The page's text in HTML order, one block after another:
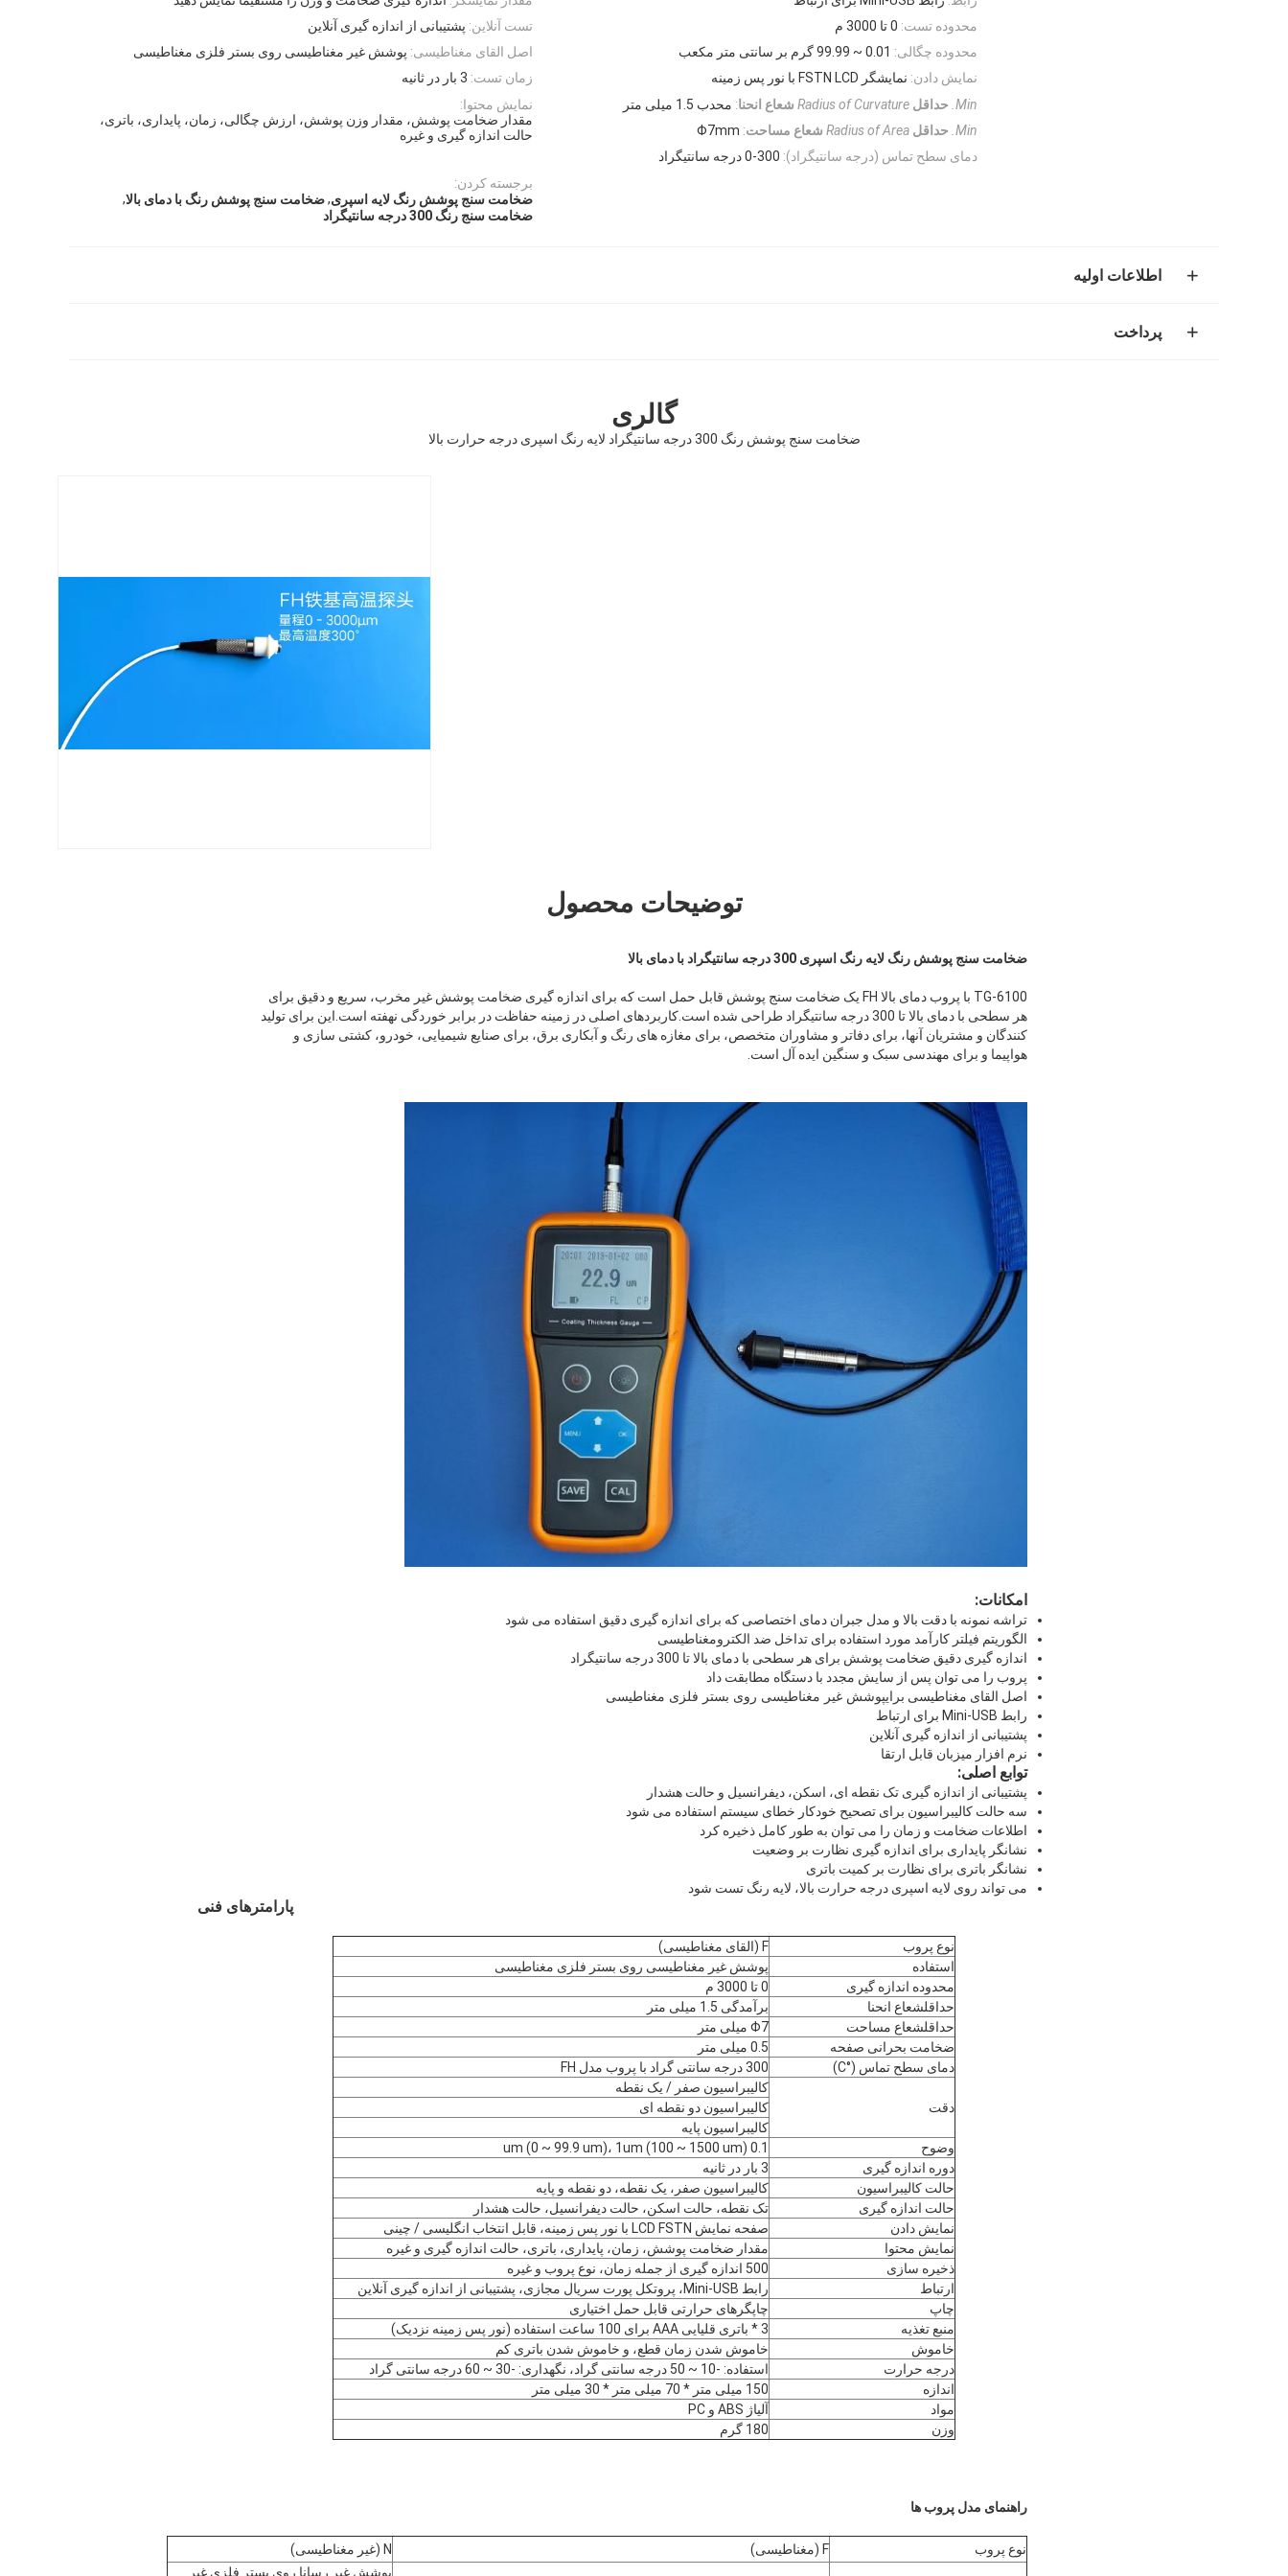
تست آنلاین: پشتیبانی از اندازه گیری آنلاین محدوده تست: 0 تا 3000 م
اصل القای مغناطیسی: پوشش غیر مغناطیسی روی بستر فلزی مغناطیسی محدوده چگالی: 0.01 ~ 99.99 گرم بر سانتی متر مکعب
زمان تست: 3 بار در ثانیه نمایش دادن: نمایشگر FSTN LCD با نور پس زمینه
نمایش محتوا:
مقدار ضخامت پوشش، مقدار وزن پوشش، ارزش چگالی، زمان، پایداری، باتری،
حالت اندازه گیری و غیره
Min. حداقل Radius of Curvature شعاع انحنا: محدب 1.5 میلی متر
Min. حداقل Radius of Area شعاع مساحت:
Φ7mm
دمای سطح تماس (درجه سانتیگراد): 0-300 درجه سانتیگراد
برجسته کردن:
ضخامت سنج پوشش رنگ لایه اسپری,ضخامت سنج پوشش رنگ با دمای بالا,
ضخامت سنج رنگ 300 درجه سانتیگراد
اطلاعات اولیه
پرداخت
گالری
ضخامت سنج پوشش رنگ 300 درجه سانتیگراد لایه رنگ اسپری درجه حرارت بالا
توضیحات محصول
ضخامت سنج پوشش رنگ لایه رنگ اسپری 300 درجه سانتیگراد با دمای بالا
TG-6100 با پروب دمای بالا FH یک ضخامت سنج پوشش قابل حمل است که برای اندازه گیری ضخامت پوشش غیر مخرب، سریع و دقیق برای
هر سطحی با دمای بالا تا 300 درجه سانتیگراد طراحی شده است.کاربردهای اصلی در زمینه حفاظت در برابر خوردگی نهفته است.این برای تولید
کنندگان و مشتریان آنها، برای دفاتر و مشاوران متخصص، برای مغازه های رنگ و آبکاری برق، برای صنایع شیمیایی، خودرو، کشتی سازی و
هواپیما و برای مهندسی سبک و سنگین ایده آل است.
امکانات:
تراشه نمونه با دقت بالا و مدل جبران دمای اختصاصی که برای اندازه گیری دقیق استفاده می شود
الگوریتم فیلتر کارآمد مورد استفاده برای تداخل ضد الکترومغناطیسی
اندازه گیری دقیق ضخامت پوشش برای هر سطحی با دمای بالا تا 300 درجه سانتیگراد
پروب را می توان پس از سایش مجدد با دستگاه مطابقت داد
اصل القای مغناطیسی برایپوشش غیر مغناطیسی روی بستر فلزی مغناطیسی
رابط Mini-USB برای ارتباط
پشتیبانی از اندازه گیری آنلاین
نرم افزار میزبان قابل ارتقا
توابع اصلی:
پشتیبانی از اندازه گیری تک نقطه ای، اسکن، دیفرانسیل و حالت هشدار
سه حالت کالیبراسیون برای تصحیح خودکار خطای سیستم استفاده می شود
اطلاعات ضخامت و زمان را می توان به طور کامل ذخیره کرد
نشانگر پایداری برای اندازه گیری نظارت بر وضعیت
نشانگر باتری برای نظارت بر کمیت باتری
می تواند روی لایه اسپری درجه حرارت بالا، لایه رنگ تست شود
پارامترهای فنی
نوع پروب
F (القای مغناطیسی)
استفاده
پوشش غیر مغناطیسی روی بستر فلزی مغناطیسی
محدوده اندازه گیری
0 تا 3000 م
حداقلشعاع انحنا
برآمدگی 1.5 میلی متر
حداقلشعاع مساحت
Φ7 میلی متر
ضخامت بحرانی صفحه
0.5 میلی متر
دمای سطح تماس (°C)
300 درجه سانتی گراد با پروب مدل FH
دقت
کالیبراسیون صفر / یک نقطه
کالیبراسیون دو نقطه ای
کالیبراسیون پایه
وضوح
0.1 um (0 ~ 99.9 um)، 1um (100 ~ 1500 um)
دوره اندازه گیری
3 بار در ثانیه
حالت کالیبراسیون
کالیبراسیون صفر، یک نقطه، دو نقطه و پایه
حالت اندازه گیری
تک نقطه، حالت اسکن، حالت دیفرانسیل، حالت هشدار
نمایش دادن
صفحه نمایش LCD FSTN با نور پس زمینه، قابل انتخاب انگلیسی / چینی
نمایش محتوا
مقدار ضخامت پوشش، زمان، پایداری، باتری، حالت اندازه گیری و غیره
ذخیره سازی
500 اندازه گیری از جمله زمان، نوع پروب و غیره
ارتباط
رابط Mini-USB، پروتکل پورت سریال مجازی، پشتیبانی از اندازه گیری آنلاین
چاپ
چاپگرهای حرارتی قابل حمل اختیاری
منبع تغذیه
3 * باتری قلیایی AAA برای 100 ساعت استفاده (نور پس زمینه نزدیک)
خاموش
خاموش شدن زمان قطع، و خاموش شدن باتری کم
درجه حرارت
استفاده: -10 ~ 50 درجه سانتی گراد، نگهداری: -30 ~ 60 درجه سانتی گراد
اندازه
150 میلی متر * 70 میلی متر * 30 میلی متر
مواد
آلیاژ ABS و PC
وزن
180 گرم
راهنمای مدل پروب ها
نوع پروب F (مغناطیسی) N (غیر مغناطیسی)
پوشش غیر رسانا روی بستر فلزی غیر